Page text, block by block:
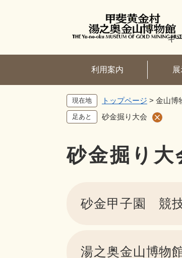
先
キ
利用案内
現在地 トップページ > 金山博
足あと 砂金掘り大会
本
文
砂金掘り大
砂金甲子園 競
湯之奥金山博